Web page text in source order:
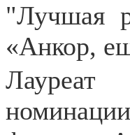
"Лучшая
«Анкор,
Лауреат